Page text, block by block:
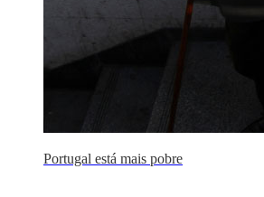
Portugal está mais pobre